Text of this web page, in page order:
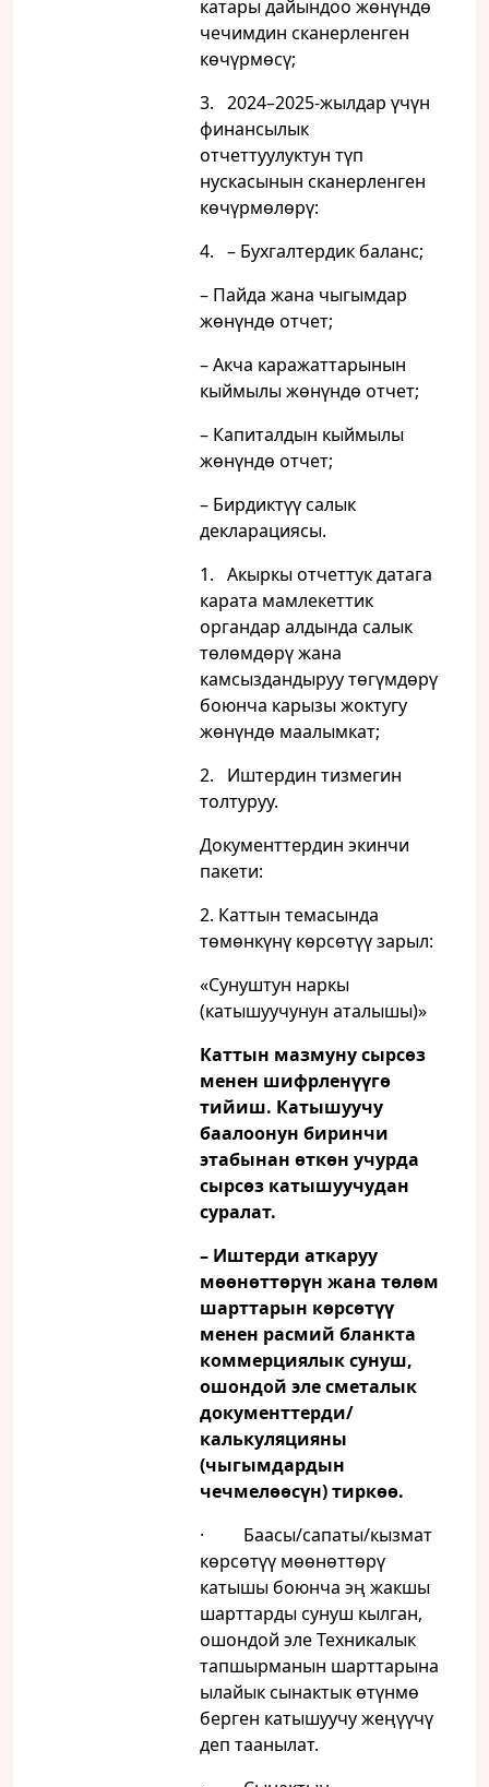
катары дайындоо жөнүндө
чечимдин сканерленген
көчүрмөсү;
3. 2024–2025-жылдар үчүн
финансылык
отчеттуулуктун түп
нускасынын сканерленген
көчүрмөлөрү:
4. – Бухгалтердик баланс;
– Пайда жана чыгымдар
жөнүндө отчет;
– Акча каражаттарынын
кыймылы жөнүндө отчет;
– Капиталдын кыймылы
жөнүндө отчет;
– Бирдиктүү салык
декларациясы.
1. Акыркы отчеттук датага
карата мамлекеттик
органдар алдында салык
төлөмдөрү жана
камсыздандыруу төгүмдөрү
боюнча карызы жоктугу
жөнүндө маалымкат;
2. Иштердин тизмегин
толтуруу.
Документтердин экинчи
пакети:
2. Каттын темасында
төмөнкүнү көрсөтүү зарыл:
«Сунуштун наркы
(катышуучунун аталышы)»
Каттын мазмуну сырсөз
менен шифрленүүгө
тийиш. Катышуучу
баалоонун биринчи
этабынан өткөн учурда
сырсөз катышуучудан
суралат.
– Иштерди аткаруу
мөөнөттөрүн жана төлөм
шарттарын көрсөтүү
менен расмий бланкта
коммерциялык сунуш,
ошондой эле сметалык
документтерди/
калькуляцияны
(чыгымдардын
чечмелөөсүн) тиркөө.
· Баасы/сапаты/кызмат
көрсөтүү мөөнөттөрү
катышы боюнча эң жакшы
шарттарды сунуш кылган,
ошондой эле Техникалык
тапшырманын шарттарына
ылайык сынактык өтүнмө
берген катышуучу жеңүүчү
деп таанылат.